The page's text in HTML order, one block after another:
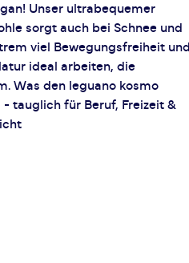
Unser ultrabequemer
sorgt auch bei Schnee und
viel Bewegungsfreiheit und
ideal arbeiten, die
Was den leguano kosmo
tauglich für Beruf, Freizeit &